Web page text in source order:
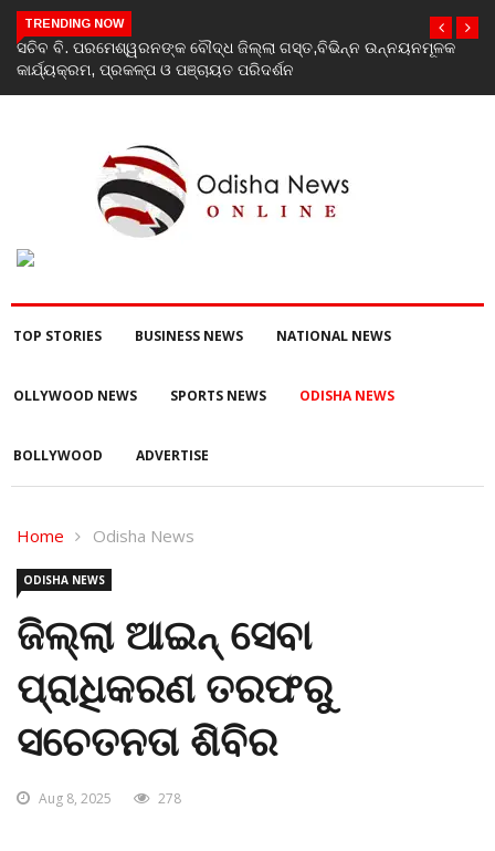
TRENDING NOW
ଜିଲ୍ଲା ଗସ୍ତ,ବିଭିନ୍ନ ଉନ୍ନୟନମୂଳକ
ପରିଦର୍ଶନ
India’s youth greatest
Rahul Gandhi at ‘Chhatron
TOP STORIES BUSINESS NEWS NATIONAL NEWS
OLLYWOOD NEWS SPORTS NEWS ODISHA NEWS
BOLLYWOOD ADVERTISE
Home Odisha News
ODISHA NEWS
ଜିଲ୍ଲା ଆଇନ୍ ସେବା
ପ୍ରାଧିକରଣ ତରଫରୁ
ସଚେତନତା ଶିବିର
Aug 8, 2025 278